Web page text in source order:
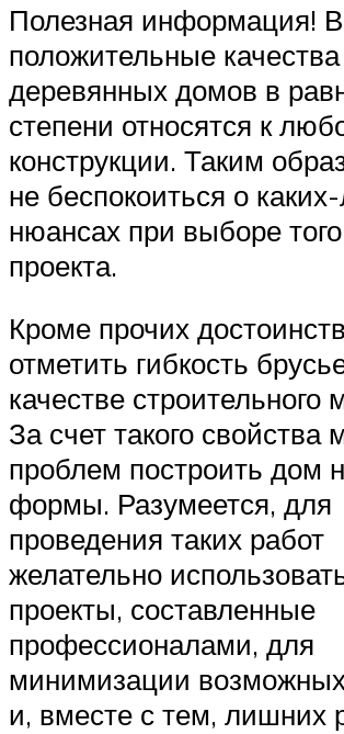
Полезная информация!
положительные качества
деревянных домов в
степени относятся к
конструкции. Таким
не беспокоиться о
нюансах при выборе
проекта.
Кроме прочих
отметить гибкость
качестве строительного
За счет такого свойства
проблем построить дом
формы. Разумеется, для
проведения таких работ
желательно
проекты, составленные
профессионалами, для
минимизации
и, вместе с тем, лишних